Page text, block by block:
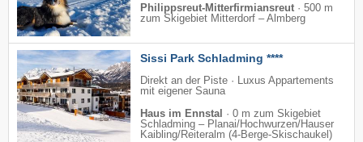
Philippsreut-Mitterfirmiansreut · 500 m
zum Skigebiet Mitterdorf – Almberg
Sissi Park Schladming ****
Direkt an der Piste · Luxus Appartements
mit eigener Sauna
Haus im Ennstal · 0 m zum Skigebiet
Schladming – Planai/​Hochwurzen/​Hauser
Kaibling/​Reiteralm (4-Berge-Skischaukel)